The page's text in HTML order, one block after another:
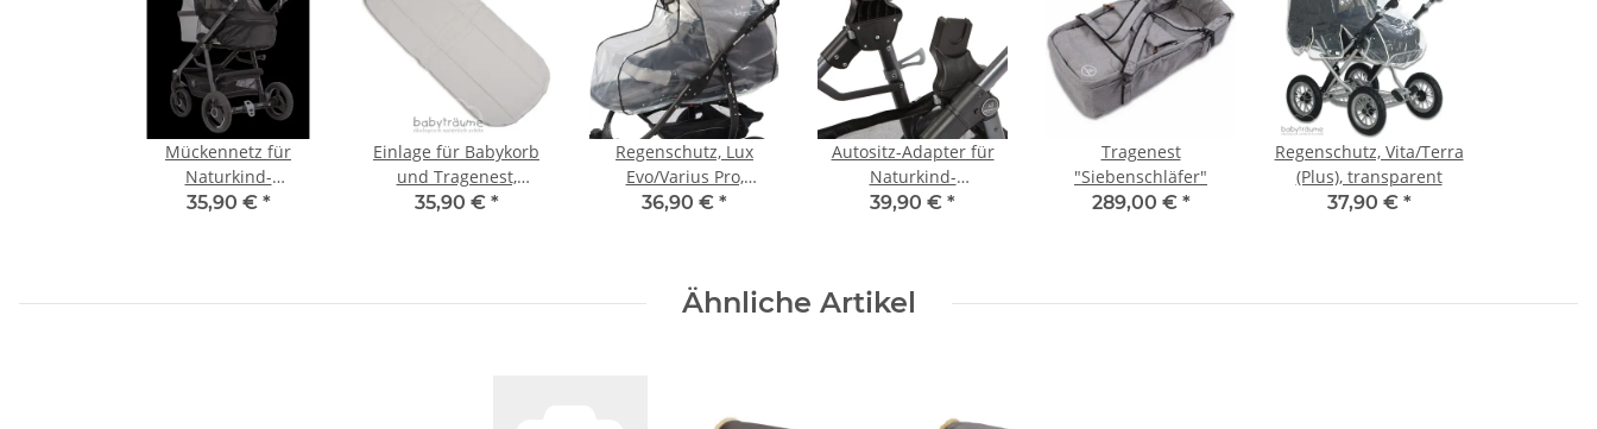
Mückennetz für
Naturkind-
Kinderwagen,
35,90 € *
Einlage für Babykorb
und Tragenest,
Schurwolle
35,90 € *
Regenschutz, Lux
Evo/Varius Pro,
transparent
36,90 € *
Autositz-Adapter für
Naturkind-
Kinderwagen Lux und
39,90 € *
Tragenest
"Siebenschläfer"
289,00 € *
Regenschutz, Vita/Terra
(Plus), transparent
37,90 € *
Ähnliche Artikel